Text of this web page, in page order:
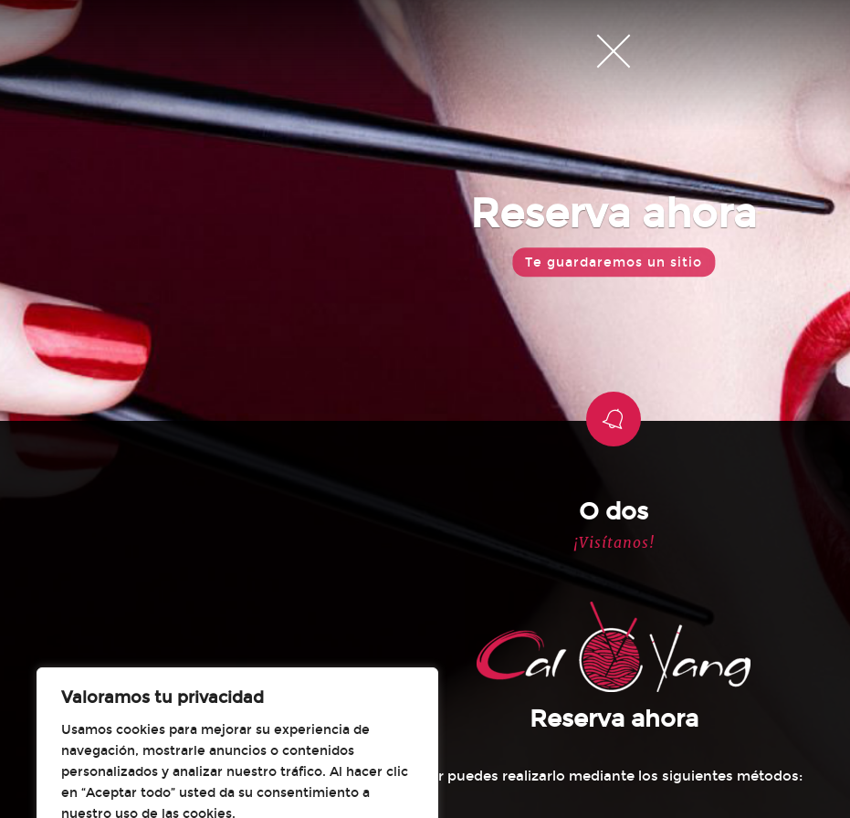
Valoramos tu privacidad
Usamos cookies para mejorar su experiencia de
navegación, mostrarle anuncios o contenidos
personalizados y analizar nuestro tráfico. Al hacer clic
en “Aceptar todo” usted da su consentimiento a
nuestro uso de las cookies.
Reserva ahora
Te guardaremos un sitio
O dos
¡Visítanos!
Reserva ahora
Si quieres reservar puedes realizarlo mediante los siguientes métodos: